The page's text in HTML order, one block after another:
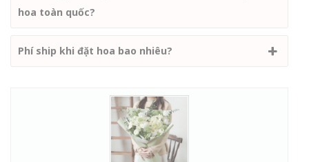
hoa toàn quốc?
Phí ship khi đặt hoa bao nhiêu?